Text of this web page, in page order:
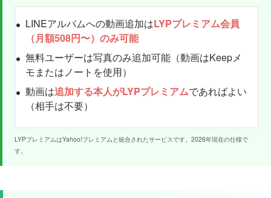
LINEアルバムへの動画追加はLYPプレミアム会員
（月額508円〜）のみ可能
無料ユーザーは写真のみ追加可能（動画はKeepメ
モまたはノートを使用）
動画は追加する本人がLYPプレミアムであればよい
（相手は不要）
LYPプレミアムはYahoo!プレミアムと統合されたサービスです。2026年現在の仕様で
す。